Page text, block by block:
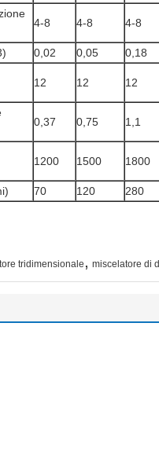
4-8 4-8 4-8
0,02 0,05 0,18
12 12 12
0,37 0,75 1,1
1200 1500 1800
70 120 280
tridimensionale , miscelatore di